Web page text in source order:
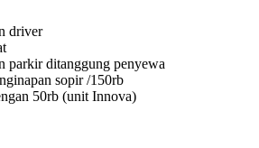
driver
parkir ditanggung penyewa
sopir /150rb
50rb (unit Innova)